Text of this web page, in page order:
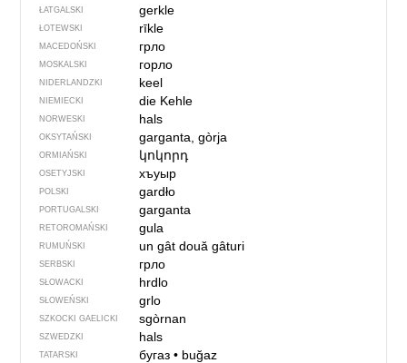
ŁATGALSKI gerkle
ŁOTEWSKI rīkle
MACEDOŃSKI грло
MOSKALSKI горло
NIDERLANDZKI keel
NIEMIECKI die Kehle
NORWESKI hals
OKSYTAŃSKI garganta, gòrja
ORMIAŃSKI կոկորդ
OSETYJSKI хъуыр
POLSKI gardło
PORTUGALSKI garganta
RETOROMAŃSKI gula
RUMUŃSKI un gâtdouă gâturi
SERBSKI грло
SŁOWACKI hrdlo
SŁOWEŃSKI grlo
SZKOCKI GAELICKI sgòrnan
SZWEDZKI hals
TATARSKI бугаз• buğaz